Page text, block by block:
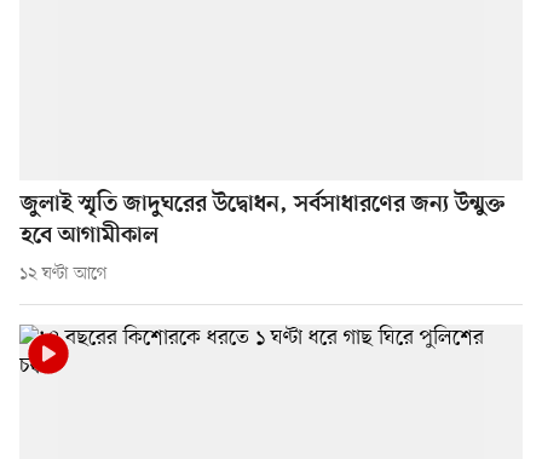
জুলাই স্মৃতি জাদুঘরের উদ্বোধন, সর্বসাধারণের জন্য উন্মুক্ত
হবে আগামীকাল
১২ ঘণ্টা আগে